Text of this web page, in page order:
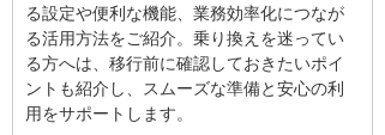
る設定や便利な機能、業務効率化につなが
る活用方法をご紹介。乗り換えを迷ってい
る方へは、移行前に確認しておきたいポイ
ントも紹介し、スムーズな準備と安心の利
用をサポートします。